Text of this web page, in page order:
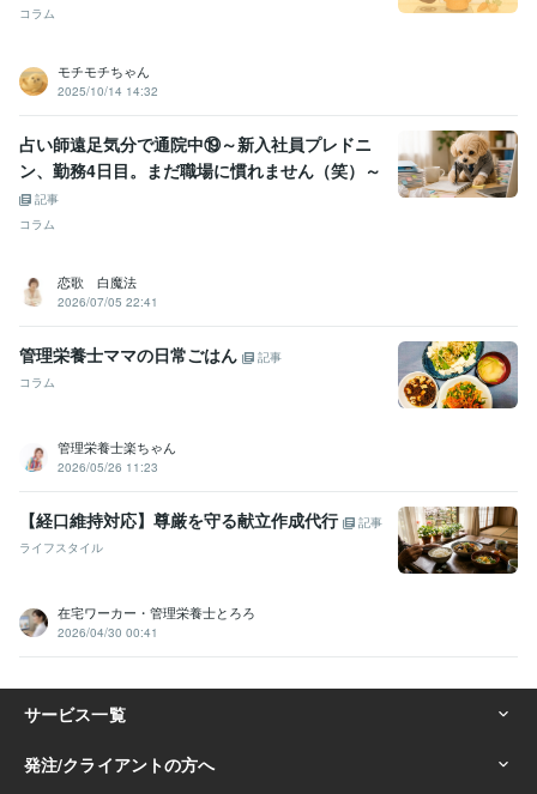
コラム
モチモチちゃん
2025/10/14 14:32
占い師遠足気分で通院中⑲～新入社員プレドニ
ン、勤務4日目。まだ職場に慣れません（笑）～
記事
コラム
恋歌 白魔法
2026/07/05 22:41
管理栄養士ママの日常ごはん
記事
コラム
管理栄養士楽ちゃん
2026/05/26 11:23
【経口維持対応】尊厳を守る献立作成代行
記事
ライフスタイル
在宅ワーカー・管理栄養士とろろ
2026/04/30 00:41